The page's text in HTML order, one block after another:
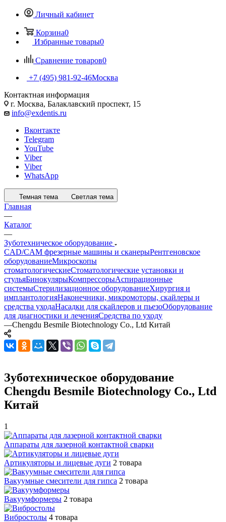
Личный кабинет
Корзина0
Избранные товары0
Сравнение товаров0
+7 (495) 981-92-46Москва
Контактная информация
г. Москва, Балаклавский проспект, 15
info@exdentis.ru
Вконтакте
Telegram
YouTube
Viber
Viber
WhatsApp
Темная тема Светлая тема
Главная
—
Каталог
—
Зуботехническое оборудование
CAD/CAM фрезерные машины и сканерыРентгеновское
оборудованиеМикроскопы
стоматологическиеСтоматологические установки и
стульяБинокулярыКомпрессорыАспирационные
системыСтерилизационное оборудованиеХирургия и
имплантологияНаконечники, микромоторы, скайлеры и
средства уходаНасадки для скайлеров и пьезоОборудование
для диагностики и леченияСредства по уходу
—Chengdu Besmile Biotechnology Co., Ltd Китай
Зуботехническое оборудование
Chengdu Besmile Biotechnology Co., Ltd
Китай
1
Аппараты для лазерной контактной сварки
Артикуляторы и лицевые дуги 2 товара
Вакуумные смесители для гипса 2 товара
Вакуумформеры 2 товара
Вибростолы 4 товара